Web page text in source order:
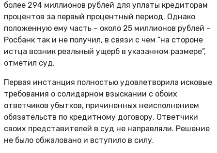
более 294 миллионов рублей для уплаты кредиторам
процентов за первый процентный период. Однако
положенную ему часть – около 25 миллионов рублей –
Росбанк так и не получил, в связи с чем “на стороне
истца возник реальный ущерб в указанном размере”,
отметил суд.
Первая инстанция полностью удовлетворила исковые
требования о солидарном взыскании с обоих
ответчиков убытков, причиненных неисполнением
обязательств по кредитному договору. Ответчики
своих представителей в суд не направляли. Решение
не было обжаловано и вступило в силу.